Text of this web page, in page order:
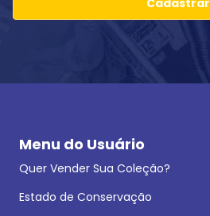
Cadastrar
Menu do Usuário
Quer Vender Sua Coleção?
Estado de Conservação